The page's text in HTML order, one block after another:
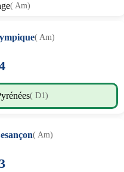
( Am)
( Am)
( D1)
( Am)